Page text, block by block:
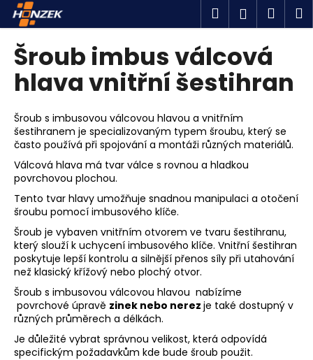
Přejít
obsah
Hledat
Šroub imbus válcová
hlava vnitřní šestihran
Šroub s imbusovou válcovou hlavou a vnitřním
šestihranem je specializovaným typem šroubu, který se
často používá při spojování a montáži různých materiálů.
Válcová hlava má tvar válce s rovnou a hladkou
povrchovou plochou.
Tento tvar hlavy umožňuje snadnou manipulaci a otočení
šroubu pomocí imbusového klíče.
Šroub je vybaven vnitřním otvorem ve tvaru šestihranu,
který slouží k uchycení imbusového klíče. Vnitřní šestihran
poskytuje lepší kontrolu a silnější přenos síly při utahování
než klasický křížový nebo plochý otvor.
Šroub s imbusovou válcovou hlavou nabízíme
povrchové úpravě zinek nebo nerez je také dostupný v
různých průměrech a délkách.
Je důležité vybrat správnou velikost, která odpovídá
specifickým požadavkům kde bude šroub použit.
o
C
o
p
o
t
ř
e
b
u
j
e
t
e
n
a
j